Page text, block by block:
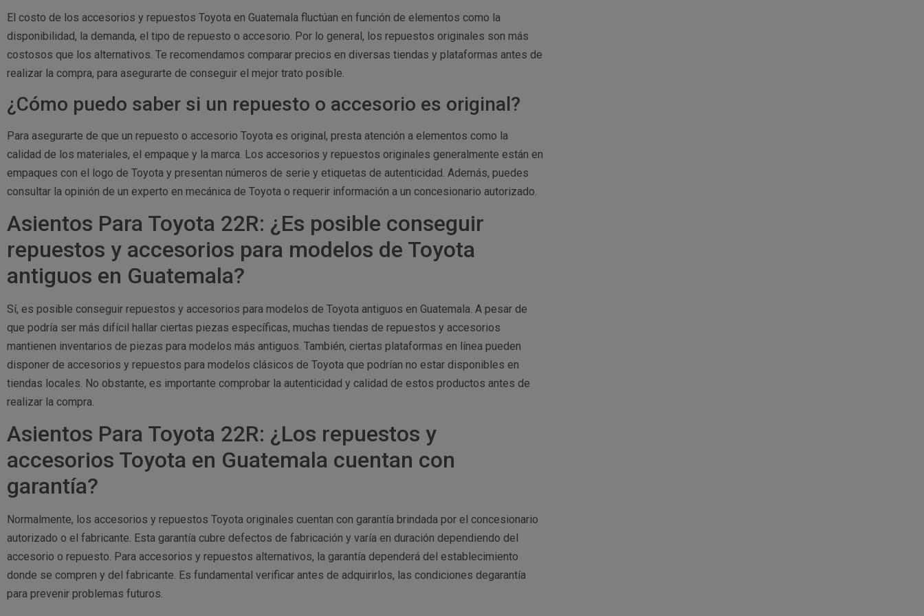
El costo de los accesorios y repuestos Toyota en Guatemala fluctúan en función de elementos como la
disponibilidad, la demanda, el tipo de repuesto o accesorio. Por lo general, los repuestos originales son más
costosos que los alternativos. Te recomendamos comparar precios en diversas tiendas y plataformas antes de
realizar la compra, para asegurarte de conseguir el mejor trato posible.
¿Cómo puedo saber si un repuesto o accesorio es original?
Para asegurarte de que un repuesto o accesorio Toyota es original, presta atención a elementos como la
calidad de los materiales, el empaque y la marca. Los accesorios y repuestos originales generalmente están en
empaques con el logo de Toyota y presentan números de serie y etiquetas de autenticidad. Además, puedes
consultar la opinión de un experto en mecánica de Toyota o requerir información a un concesionario autorizado.
Asientos Para Toyota 22R: ¿Es posible conseguir
repuestos y accesorios para modelos de Toyota
antiguos en Guatemala?
Sí, es posible conseguir repuestos y accesorios para modelos de Toyota antiguos en Guatemala. A pesar de
que podría ser más difícil hallar ciertas piezas específicas, muchas tiendas de repuestos y accesorios
mantienen inventarios de piezas para modelos más antiguos. También, ciertas plataformas en línea pueden
disponer de accesorios y repuestos para modelos clásicos de Toyota que podrían no estar disponibles en
tiendas locales. No obstante, es importante comprobar la autenticidad y calidad de estos productos antes de
realizar la compra.
Asientos Para Toyota 22R: ¿Los repuestos y
accesorios Toyota en Guatemala cuentan con
garantía?
Normalmente, los accesorios y repuestos Toyota originales cuentan con garantía brindada por el concesionario
autorizado o el fabricante. Esta garantía cubre defectos de fabricación y varía en duración dependiendo del
accesorio o repuesto. Para accesorios y repuestos alternativos, la garantía dependerá del establecimiento
donde se compren y del fabricante. Es fundamental verificar antes de adquirirlos, las condiciones degarantía
para prevenir problemas futuros.